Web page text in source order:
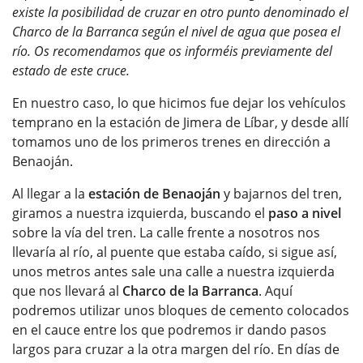
existe la posibilidad de cruzar en otro punto denominado el
Charco de la Barranca según el nivel de agua que posea el
río. Os recomendamos que os informéis previamente del
estado de este cruce.
En nuestro caso, lo que hicimos fue dejar los vehículos
temprano en la estación de Jimera de Líbar, y desde allí
tomamos uno de los primeros trenes en dirección a
Benaoján.
Al llegar a la estación de Benaoján y bajarnos del tren,
giramos a nuestra izquierda, buscando el paso a nivel
sobre la vía del tren. La calle frente a nosotros nos
llevaría al río, al puente que estaba caído, si sigue así,
unos metros antes sale una calle a nuestra izquierda
que nos llevará al Charco de la Barranca. Aquí
podremos utilizar unos bloques de cemento colocados
en el cauce entre los que podremos ir dando pasos
largos para cruzar a la otra margen del río. En días de